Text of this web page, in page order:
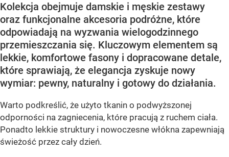
Kolekcja obejmuje damskie i męskie zestawy
oraz funkcjonalne akcesoria podróżne, które
odpowiadają na wyzwania wielogodzinnego
przemieszczania się. Kluczowym elementem są
lekkie, komfortowe fasony i dopracowane detale,
które sprawiają, że elegancja zyskuje nowy
wymiar: pewny, naturalny i gotowy do działania.
Warto podkreślić, że użyto tkanin o podwyższonej
odporności na zagniecenia, które pracują z ruchem ciała.
Ponadto lekkie struktury i nowoczesne włókna zapewniają
świeżość przez cały dzień.